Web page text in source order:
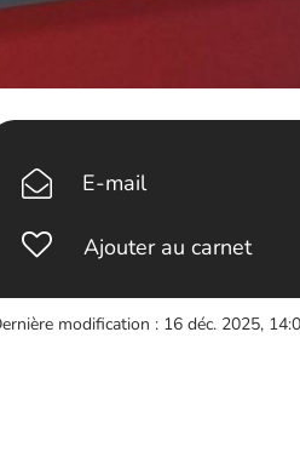
E-mail
Ajouter au carnet
modification : 16 déc. 2025,